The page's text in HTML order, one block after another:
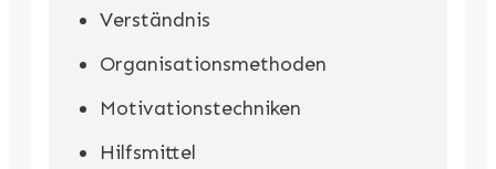
Verständnis
Organisationsmethoden
Motivationstechniken
Hilfsmittel